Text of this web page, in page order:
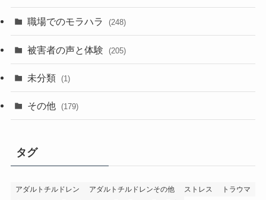
職場でのモラハラ (248)
被害者の声と体験 (205)
未分類 (1)
その他 (179)
タグ
アダルトチルドレン アダルトチルドレンその他 ストレス
トラウマ